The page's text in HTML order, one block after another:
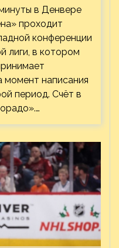
в Денвере
проходит
конференции
лиги, в котором
написания
период. Счёт в